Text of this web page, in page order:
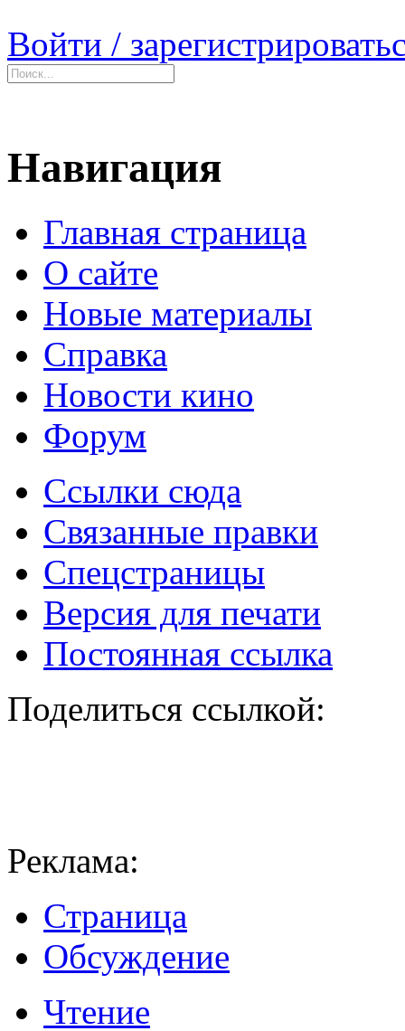
Войти /
Навигация
Главная страница
О сайте
Новые материалы
Справка
Новости кино
Форум
Ссылки сюда
Связанные правки
Спецстраницы
Версия для печати
Постоянная ссылка
Поделиться ссылкой:
Реклама:
Страница
Обсуждение
Чтение